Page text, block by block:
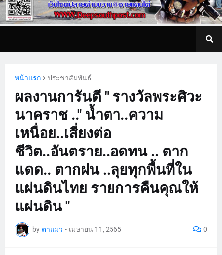
หน้าแรก ประชาสัมพันธ์
ผลงานการันตี " รางวัลพระศิวะ
นาคราช .." น้ำตา..ความ
เหนื่อย..เสี่ยงต่อ
ชีวิต..อันตราย..อดทน .. ตาก
แดด.. ตากฝน ..ลุยทุกพื้นที่ใน
แผ่นดินไทย รายการคืนคุณให้
แผ่นดิน "
by ตาแมว - เมษายน 11, 2565 0